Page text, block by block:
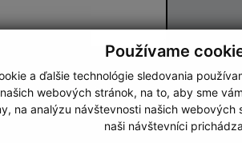
Používame
a ďalšie technológie sledovania
webových stránok, na to, aby sme
na analýzu návštevnosti našich
naši návštevníci
Google
Odoslať správu